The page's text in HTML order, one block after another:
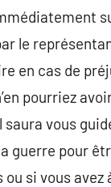
le
en cas de
pourriez
saura vous
guerre pour
si vous avez